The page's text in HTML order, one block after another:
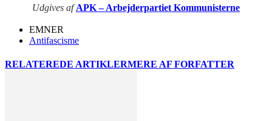
Udgives afAPK – Arbejderpartiet Kommunisterne
EMNER
Antifascisme
RELATEREDE ARTIKLERMERE AF FORFATTER